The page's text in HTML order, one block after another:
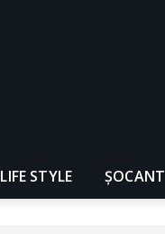
LIFE STYLE ȘOCANT